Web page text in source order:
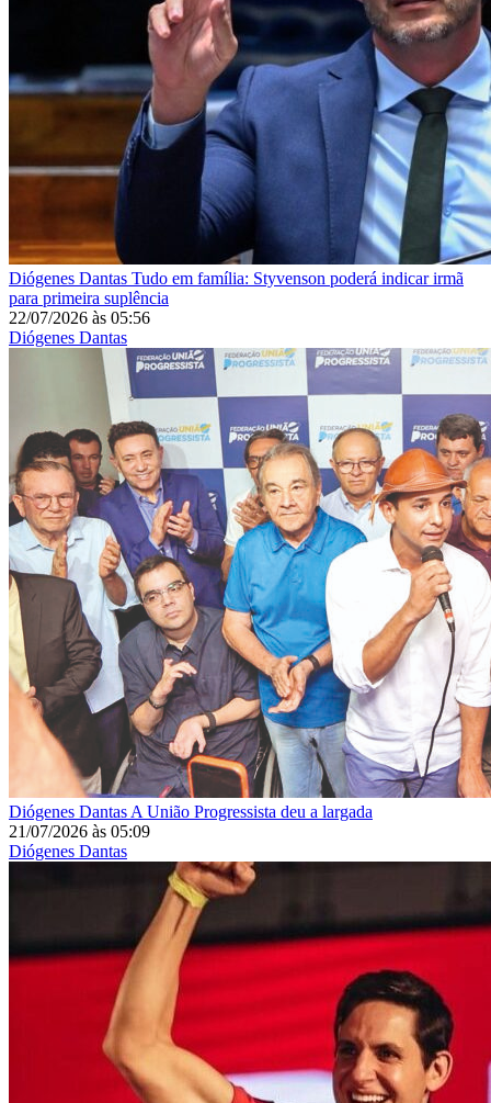
Diógenes Dantas Tudo em família: Styvenson poderá indicar irmã
para primeira suplência
22/07/2026 às 05:56
Diógenes Dantas
Diógenes Dantas A União Progressista deu a largada
21/07/2026 às 05:09
Diógenes Dantas